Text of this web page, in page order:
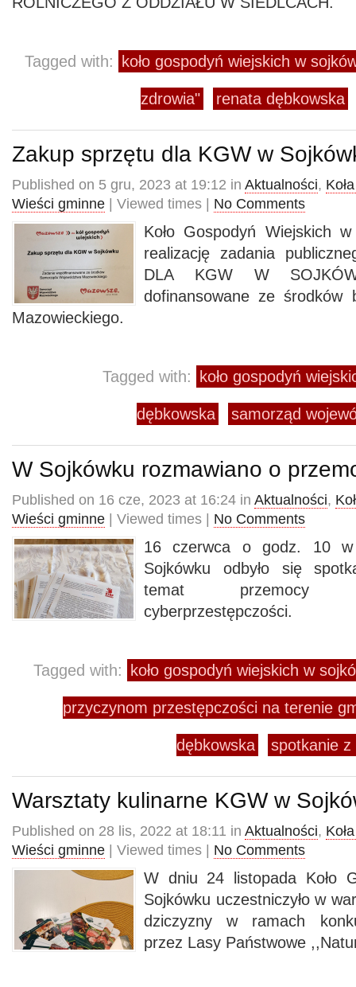
Tagged with: koło gospodyń wiejskich w
zdrowia" renata dębkowska
Zakup sprzętu dla KGW w
Published on 5 gru, 2023 at 19:12 in Aktualności,
Wieści gminne | Viewed times | No Comments
Koło Gospodyń Wiejskich
realizację zadania
DLA KGW W
dofinansowane ze środków
Mazowieckiego.
Tagged with: koło gospodyń
dębkowska samorząd
W Sojkówku rozmawiano o
Published on 16 cze, 2023 at 16:24 in Aktualności,
Wieści gminne | Viewed times | No Comments
16 czerwca o godz. 10 w
Sojkówku odbyło się
temat przemocy
cyberprzestępczości.
Tagged with: koło gospodyń wiejskich w
przyczynom przestępczości na terenie
dębkowska spotkanie z
Warsztaty kulinarne KGW w
Published on 28 lis, 2022 at 18:11 in Aktualności,
Wieści gminne | Viewed times | No Comments
W dniu 24 listopada Koło
Sojkówku uczestniczyło w
dziczyzny w ramach
przez Lasy Państwowe